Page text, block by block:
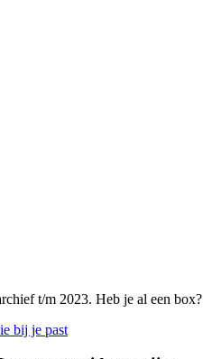
t/m 2023. Heb je al een
bij je past